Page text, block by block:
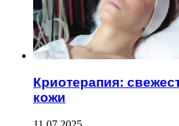
Криотерапия:
кожи